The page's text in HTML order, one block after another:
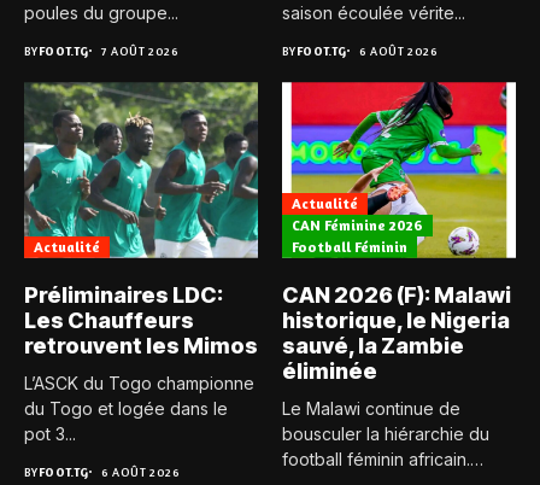
poules du groupe...
BYFOOT.TG 7 AOÛT 2026
saison écoulée vérite...
BYFOOT.TG 6 AOÛT 2026
Actualité
Préliminaires LDC:
Les Chauffeurs
retrouvent les Mimos
L’ASCK du Togo championne
du Togo et logée dans le
pot 3...
BYFOOT.TG 6 AOÛT 2026
Actualité
CAN Féminine 2026
Football Féminin
CAN 2026 (F): Malawi
historique, le Nigeria
sauvé, la Zambie
éliminée
Le Malawi continue de
bousculer la hiérarchie du
football féminin africain.